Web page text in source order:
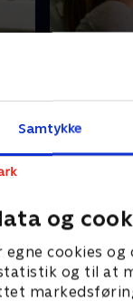
Samtykke
og
egne cookies
statistik og til at
5. Lucky
Thirteens